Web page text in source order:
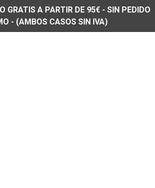
GRATIS A PARTIR DE 95€ - SIN PEDIDO
- (AMBOS CASOS SIN IVA)